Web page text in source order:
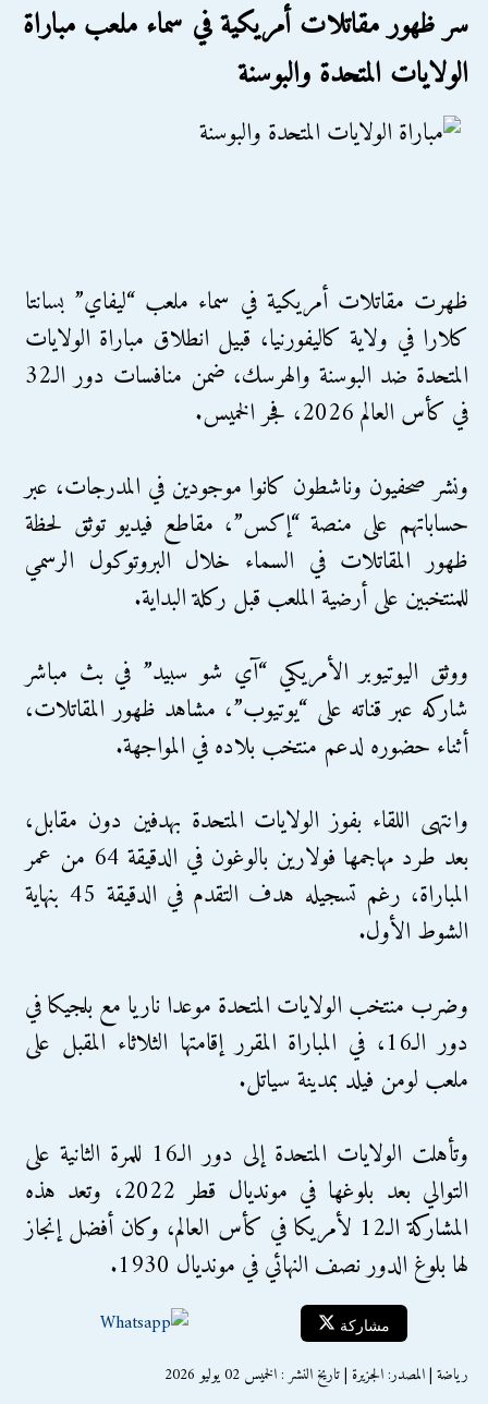
سر ظهور مقاتلات أمريكية في سماء ملعب مباراة
الولايات المتحدة والبوسنة
ظهرت مقاتلات أمريكية في سماء ملعب “ليفاي” بسانتا
كلارا في ولاية كاليفورنيا، قبيل انطلاق مباراة الولايات
المتحدة ضد البوسنة والهرسك، ضمن منافسات دور الـ32
في كأس العالم 2026، فجر الخميس.
ونشر صحفيون وناشطون كانوا موجودين في المدرجات، عبر
حساباتهم على منصة “إكس”، مقاطع فيديو توثق لحظة
ظهور المقاتلات في السماء خلال البروتوكول الرسمي
للمنتخبين على أرضية الملعب قبل ركلة البداية.
ووثق اليوتيوبر الأمريكي “آي شو سبيد” في بث مباشر
شاركه عبر قناته على “يوتيوب”، مشاهد ظهور المقاتلات،
أثناء حضوره لدعم منتخب بلاده في المواجهة.
وانتهى اللقاء بفوز الولايات المتحدة بهدفين دون مقابل،
بعد طرد مهاجمها فولارين بالوغون في الدقيقة 64 من عمر
المباراة، رغم تسجيله هدف التقدم في الدقيقة 45 بنهاية
الشوط الأول.
وضرب منتخب الولايات المتحدة موعدا ناريا مع بلجيكا في
دور الـ16، في المباراة المقرر إقامتها الثلاثاء المقبل على
ملعب لومن فيلد بمدينة سياتل.
وتأهلت الولايات المتحدة إلى دور الـ16 للمرة الثانية على
التوالي بعد بلوغها في مونديال قطر 2022، وتعد هذه
المشاركة الـ12 لأمريكا في كأس العالم، وكان أفضل إنجاز
لها بلوغ الدور نصف النهائي في مونديال 1930.
مشاركة
رياضة | المصدر: الجزيرة | تاريخ النشر : الخميس 02 يوليو 2026